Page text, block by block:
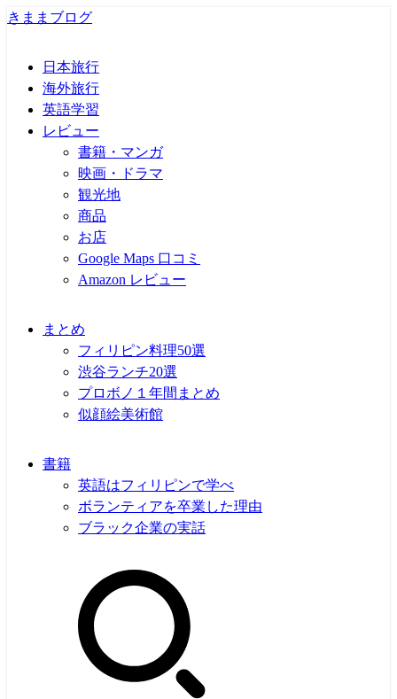
きままブログ
日本旅行
海外旅行
英語学習
レビュー
書籍・マンガ
映画・ドラマ
観光地
商品
お店
Google Maps 口コミ
Amazon レビュー
まとめ
フィリピン料理50選
渋谷ランチ20選
プロボノ１年間まとめ
似顔絵美術館
書籍
英語はフィリピンで学べ
ボランティアを卒業した理由
ブラック企業の実話